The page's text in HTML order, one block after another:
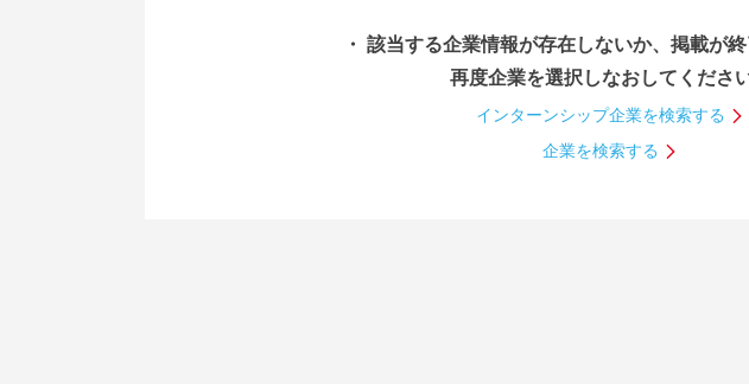
・ 該当する企業情報が存在しないか、掲載が終
再度企業を選択しなおしてください
インターンシップ企業を検索する
企業を検索する